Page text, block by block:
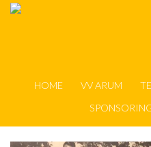
HOME VV ARUM